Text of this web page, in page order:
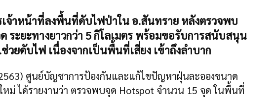
เจ้าหน้าที่ลงพื้นที่ดับไฟป่าใน อ.สันทราย หลังตรวจพบ
ระยะทางยาวกว่า 5 กิโลเมตร พร้อมขอรับการสนับสนุน
วยดับไฟ เนื่องจากเป็นพื้นที่เสี่ยง เข้าถึงลำบาก
ศูนย์บัญชาการป้องกันและแก้ไขปัญหาฝุ่นละอองขนาด
ใหม่ ได้รายงานว่า ตรวจพบจุด Hotspot จำนวน 15 จุด ในพื้นที่